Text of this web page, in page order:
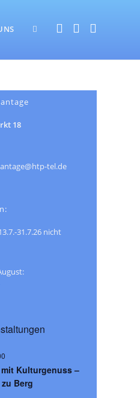
WEBSITE-
18
tel.de
31.7.26 nicht
Kulturgenuss –
Berg